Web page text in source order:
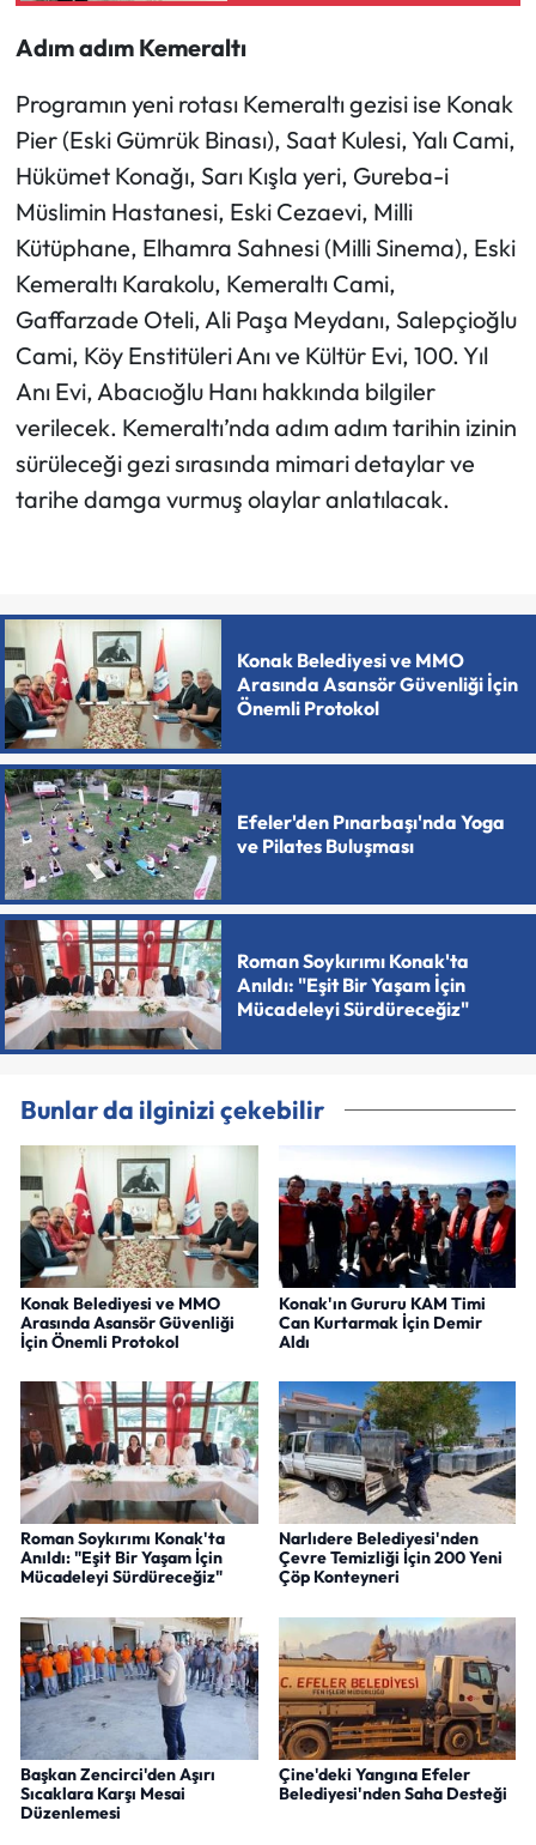
Adım adım Kemeraltı
Programın yeni rotası Kemeraltı gezisi ise Konak
Pier (Eski Gümrük Binası), Saat Kulesi, Yalı Cami,
Hükümet Konağı, Sarı Kışla yeri, Gureba-i
Müslimin Hastanesi, Eski Cezaevi, Milli
Kütüphane, Elhamra Sahnesi (Milli Sinema), Eski
Kemeraltı Karakolu, Kemeraltı Cami,
Gaffarzade Oteli, Ali Paşa Meydanı, Salepçioğlu
Cami, Köy Enstitüleri Anı ve Kültür Evi, 100. Yıl
Anı Evi, Abacıoğlu Hanı hakkında bilgiler
verilecek. Kemeraltı’nda adım adım tarihin izinin
sürüleceği gezi sırasında mimari detaylar ve
tarihe damga vurmuş olaylar anlatılacak.
Konak Belediyesi ve MMO
Arasında Asansör Güvenliği İçin
Önemli Protokol
Efeler'den Pınarbaşı'nda Yoga
ve Pilates Buluşması
Roman Soykırımı Konak'ta
Anıldı: "Eşit Bir Yaşam İçin
Mücadeleyi Sürdüreceğiz"
Bunlar da ilginizi çekebilir
Konak Belediyesi ve MMO
Arasında Asansör Güvenliği
İçin Önemli Protokol
Konak'ın Gururu KAM Timi
Can Kurtarmak İçin Demir
Aldı
Roman Soykırımı Konak'ta
Anıldı: "Eşit Bir Yaşam İçin
Mücadeleyi Sürdüreceğiz"
Narlıdere Belediyesi'nden
Çevre Temizliği İçin 200 Yeni
Çöp Konteyneri
Başkan Zencirci'den Aşırı
Sıcaklara Karşı Mesai
Düzenlemesi
Çine'deki Yangına Efeler
Belediyesi'nden Saha Desteği